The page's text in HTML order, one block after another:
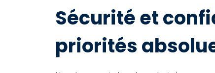
Sécurité et
priorités